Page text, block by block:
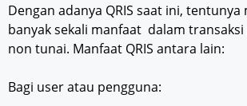
Dengan adanya QRIS saat ini,
banyak sekali manfaat dalam
non tunai. Manfaat QRIS antara lain:
Bagi user atau pengguna: